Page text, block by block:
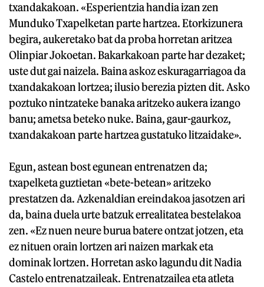
txandakakoan. «Esperientzia handia izan zen
Munduko Txapelketan parte hartzea. Etorkizunera
begira, aukeretako bat da proba horretan aritzea
Olinpiar Jokoetan. Bakarkakoan parte har dezaket;
uste dut gai naizela. Baina askoz eskuragarriagoa da
txandakakoan lortzea; ilusio berezia pizten dit. Asko
poztuko nintzateke banaka aritzeko aukera izango
banu; ametsa beteko nuke. Baina, gaur-gaurkoz,
txandakakoan parte hartzea gustatuko litzaidake».
Egun, astean bost egunean entrenatzen da;
txapelketa guztietan «bete-betean» aritzeko
prestatzen da. Azkenaldian ereindakoa jasotzen ari
da, baina duela urte batzuk errealitatea bestelakoa
zen. «Ez nuen neure burua batere ontzat jotzen, eta
ez nituen orain lortzen ari naizen markak eta
dominak lortzen. Horretan asko lagundu dit Nadia
Castelo entrenatzaileak. Entrenatzailea eta atleta